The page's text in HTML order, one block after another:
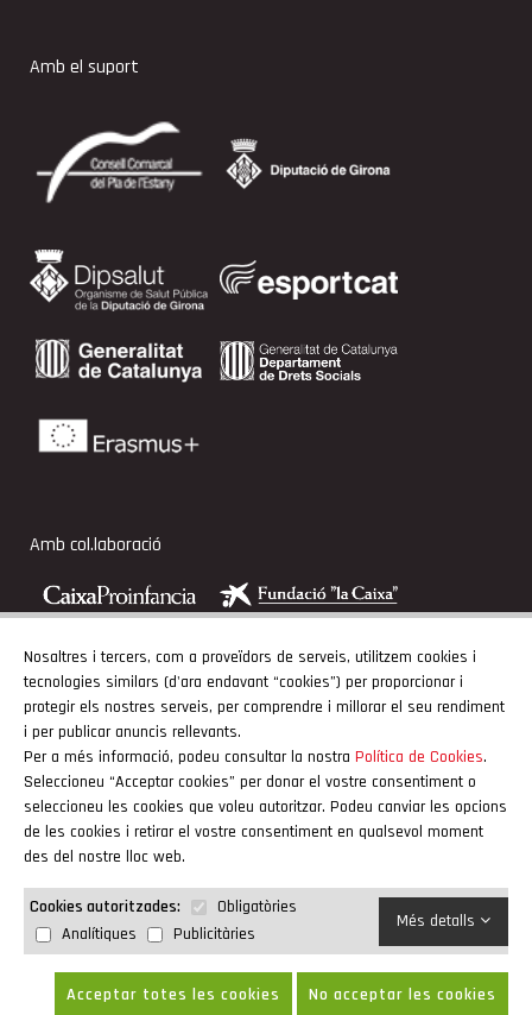
Nosaltres i tercers, com a proveïdors de serveis, utilitzem cookies i
tecnologies similars (d'ara endavant “cookies”) per proporcionar i
protegir els nostres serveis, per comprendre i millorar el seu rendiment
i per publicar anuncis rellevants.
Per a més informació, podeu consultar la nostra Política de Cookies.
Seleccioneu “Acceptar cookies” per donar el vostre consentiment o
seleccioneu les cookies que voleu autoritzar. Podeu canviar les opcions
de les cookies i retirar el vostre consentiment en qualsevol moment
des del nostre lloc web.
Cookies autoritzades:
Obligatòries
Analítiques
Publicitàries
Més detalls
Acceptar totes les cookies No acceptar les cookies
Amb el suport
Amb col.laboració
Adherits
by Neorg